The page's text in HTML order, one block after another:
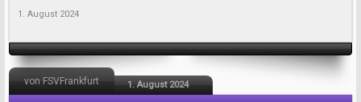
1. August 2024
von FSVFrankfurt 1. August 2024